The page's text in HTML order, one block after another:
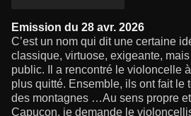
Emission du 28 avr. 2026
C’est un nom qui dit une certaine
classique, virtuose, exigeante,
public. Il a rencontré le violoncelle
plus quitté. Ensemble, ils ont fait le
des montagnes …Au sens propre
Capuçon, je demande le